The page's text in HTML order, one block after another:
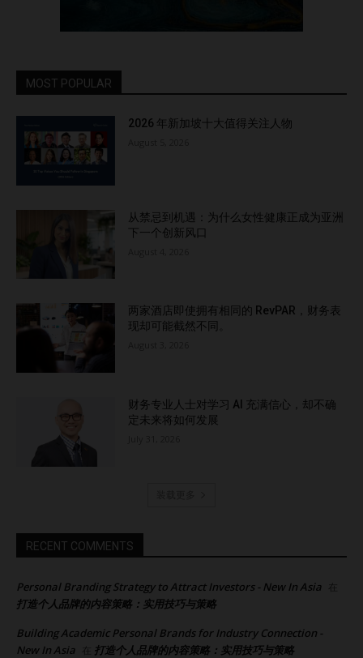
MOST POPULAR
2026 年新加坡十大值得关注人物
从禁忌到机遇：为什么女性健康正成为亚洲
下一个创新风口
两家酒店即使拥有相同的 RevPAR，财务表
现却可能截然不同。
财务专业人士对学习 AI 充满信心，却不确
定未来将如何发展
RECENT COMMENTS
Personal Branding Strategy to Attract Investors - New In Asia 在
打造个人品牌的内容策略：实用技巧与策略
Building Academic Personal Brands for Industry Connection -
New In Asia
在 打造个人品牌的内容策略：实用技巧与策略